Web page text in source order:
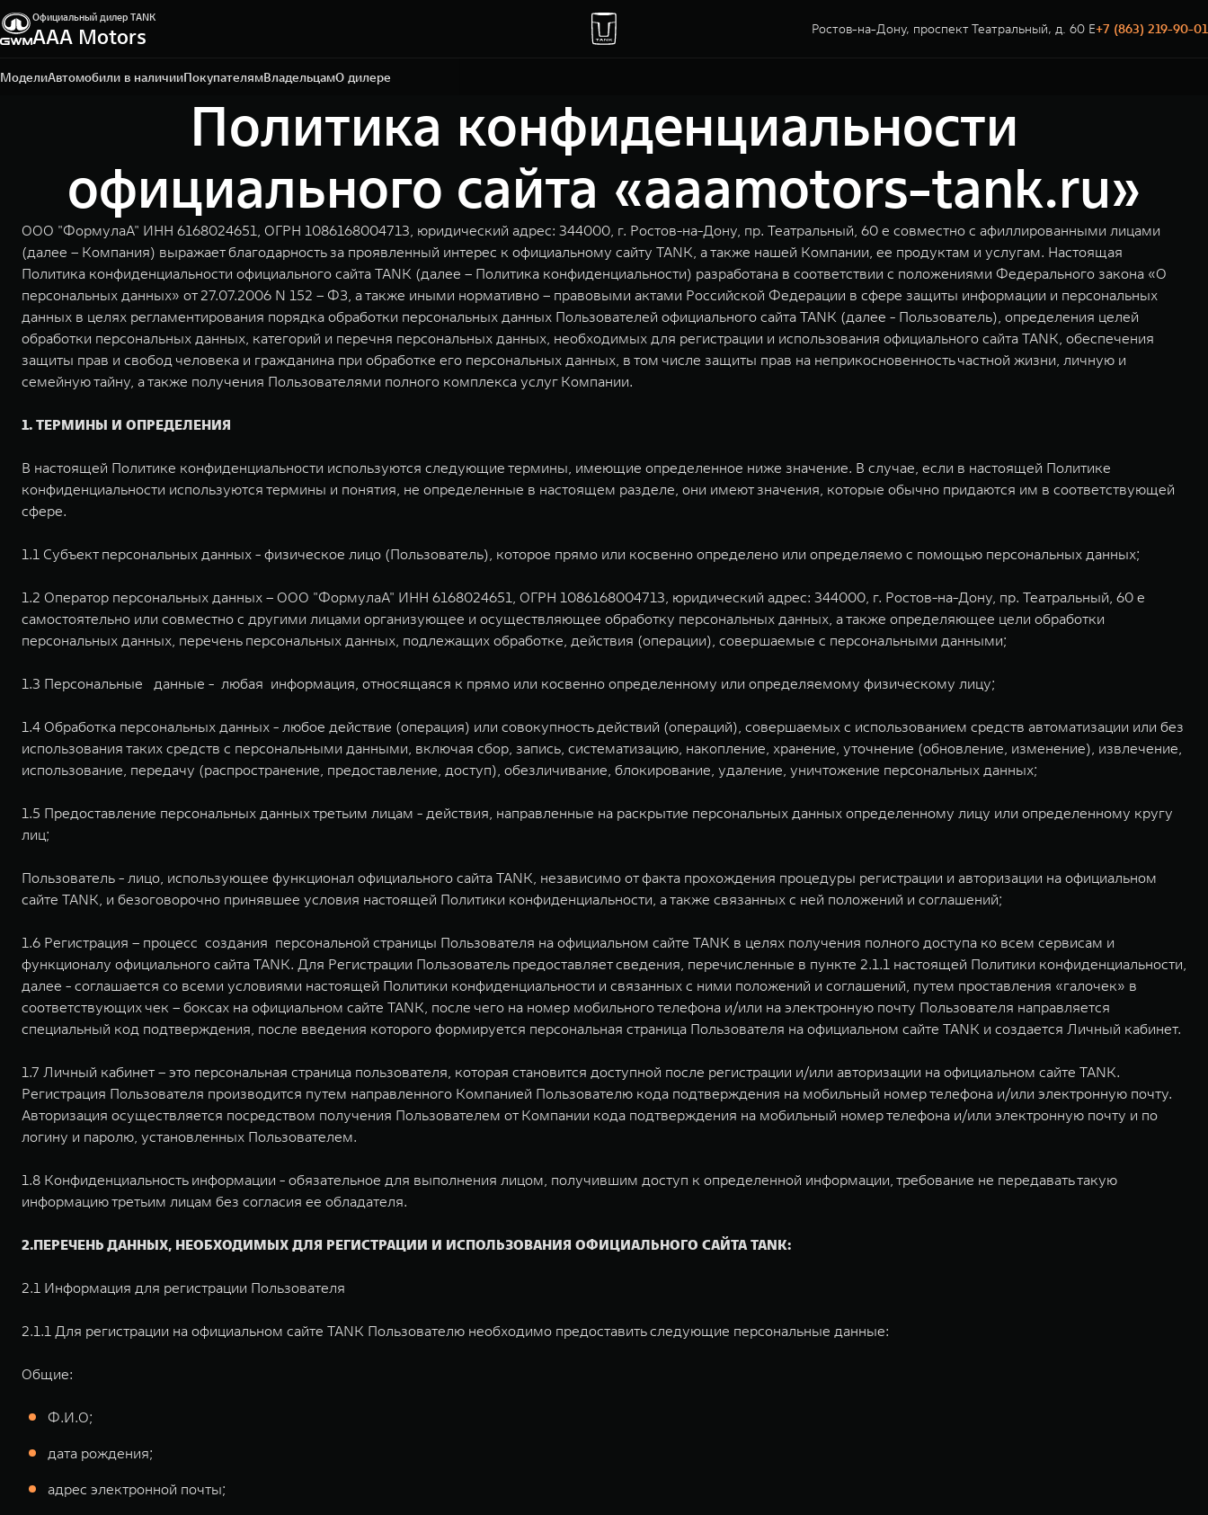
Официальный дилер TANK
ААА Motors Ростов-на-Дону, проспект Театральный, д. 60 Е+7 (863) 219-90-01
МоделиАвтомобили в наличииПокупателямВладельцамО дилере
Ростов-на-Дону, проспект Театральный, д. 60 Е
+7 (863) 219-90-01
Политика конфиденциальности
официального сайта «aaamotors-tank.ru»
ООО "ФормулаА" ИНН 6168024651, ОГРН 1086168004713, юридический адрес: 344000, г. Ростов-на-Дону, пр. Театральный, 60 е совместно с афиллированными лицами
(далее – Компания) выражает благодарность за проявленный интерес к официальному сайту TANK, а также нашей Компании, ее продуктам и услугам. Настоящая
Политика конфиденциальности официального сайта TANK (далее – Политика конфиденциальности) разработана в соответствии с положениями Федерального закона «О
персональных данных» от 27.07.2006 N 152 – ФЗ, а также иными нормативно – правовыми актами Российской Федерации в сфере защиты информации и персональных
данных в целях регламентирования порядка обработки персональных данных Пользователей официального сайта TANK (далее - Пользователь), определения целей
обработки персональных данных, категорий и перечня персональных данных, необходимых для регистрации и использования официального сайта TANK, обеспечения
защиты прав и свобод человека и гражданина при обработке его персональных данных, в том числе защиты прав на неприкосновенность частной жизни, личную и
семейную тайну, а также получения Пользователями полного комплекса услуг Компании.
1. ТЕРМИНЫ И ОПРЕДЕЛЕНИЯ
В настоящей Политике конфиденциальности используются следующие термины, имеющие определенное ниже значение. В случае, если в настоящей Политике
конфиденциальности используются термины и понятия, не определенные в настоящем разделе, они имеют значения, которые обычно придаются им в соответствующей
сфере.
1.1 Субъект персональных данных - физическое лицо (Пользователь), которое прямо или косвенно определено или определяемо с помощью персональных данных;
1.2 Оператор персональных данных – ООО "ФормулаА" ИНН 6168024651, ОГРН 1086168004713, юридический адрес: 344000, г. Ростов-на-Дону, пр. Театральный, 60 е
самостоятельно или совместно с другими лицами организующее и осуществляющее обработку персональных данных, а также определяющее цели обработки
персональных данных, перечень персональных данных, подлежащих обработке, действия (операции), совершаемые с персональными данными;
1.3 Персональные данные - любая информация, относящаяся к прямо или косвенно определенному или определяемому физическому лицу;
1.4 Обработка персональных данных - любое действие (операция) или совокупность действий (операций), совершаемых с использованием средств автоматизации или без
использования таких средств с персональными данными, включая сбор, запись, систематизацию, накопление, хранение, уточнение (обновление, изменение), извлечение,
использование, передачу (распространение, предоставление, доступ), обезличивание, блокирование, удаление, уничтожение персональных данных;
1.5 Предоставление персональных данных третьим лицам - действия, направленные на раскрытие персональных данных определенному лицу или определенному кругу
лиц;
Пользователь - лицо, использующее функционал официального сайта TANK, независимо от факта прохождения процедуры регистрации и авторизации на официальном
сайте TANK, и безоговорочно принявшее условия настоящей Политики конфиденциальности, а также связанных с ней положений и соглашений;
1.6 Регистрация – процесс создания персональной страницы Пользователя на официальном сайте TANK в целях получения полного доступа ко всем сервисам и
функционалу официального сайта TANK. Для Регистрации Пользователь предоставляет сведения, перечисленные в пункте 2.1.1 настоящей Политики конфиденциальности,
далее - соглашается со всеми условиями настоящей Политики конфиденциальности и связанных с ними положений и соглашений, путем проставления «галочек» в
соответствующих чек – боксах на официальном сайте TANK, после чего на номер мобильного телефона и/или на электронную почту Пользователя направляется
специальный код подтверждения, после введения которого формируется персональная страница Пользователя на официальном сайте TANK и создается Личный кабинет.
1.7 Личный кабинет – это персональная страница пользователя, которая становится доступной после регистрации и/или авторизации на официальном сайте TANK.
Регистрация Пользователя производится путем направленного Компанией Пользователю кода подтверждения на мобильный номер телефона и/или электронную почту.
Авторизация осуществляется посредством получения Пользователем от Компании кода подтверждения на мобильный номер телефона и/или электронную почту и по
логину и паролю, установленных Пользователем.
1.8 Конфиденциальность информации - обязательное для выполнения лицом, получившим доступ к определенной информации, требование не передавать такую
информацию третьим лицам без согласия ее обладателя.
2.ПЕРЕЧЕНЬ ДАННЫХ, НЕОБХОДИМЫХ ДЛЯ РЕГИСТРАЦИИ И ИСПОЛЬЗОВАНИЯ ОФИЦИАЛЬНОГО САЙТА TANK:
2.1 Информация для регистрации Пользователя
2.1.1 Для регистрации на официальном сайте TANK Пользователю необходимо предоставить следующие персональные данные:
Общие:
Ф.И.О;
дата рождения;
адрес электронной почты;